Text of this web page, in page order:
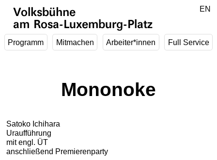
Volksbühne
am Rosa-Luxemburg-Platz
Programm Mitmachen Arbeiter*innen Full Service
DE
EN
Mononoke
Satoko Ichihara
Uraufführung
mit engl. ÜT
anschließend Premierenparty